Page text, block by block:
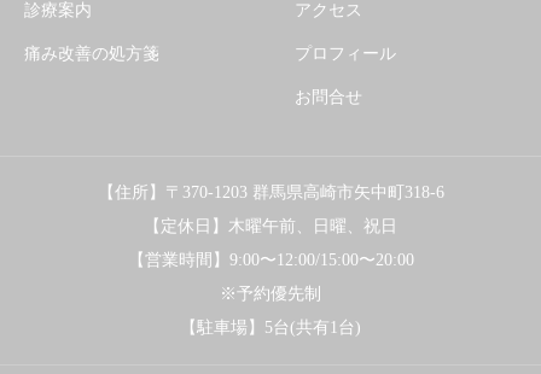
診療案内
痛み改善の処方箋
アクセス
プロフィール
お問合せ
【住所】〒370-1203 群馬県高崎市矢中町318-6
【定休日】木曜午前、日曜、祝日
【営業時間】9:00〜12:00/15:00〜20:00
※予約優先制
【駐車場】5台(共有1台)